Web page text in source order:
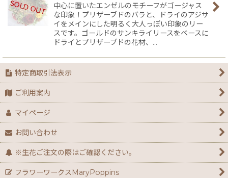
中心に置いたエンゼルのモチーフがゴージャス
な印象！プリザーブドのバラと、ドライのアジサ
イをメインにした明るく大人っぽい印象のリー
スです。ゴールドのサンキライリースをベースに
ドライとプリザーブドの花材、…
特定商取引法表示
ご利用案内
マイページ
お問い合わせ
※生花ご注文の際はご確認ください。
フラワーワークスMaryPoppins